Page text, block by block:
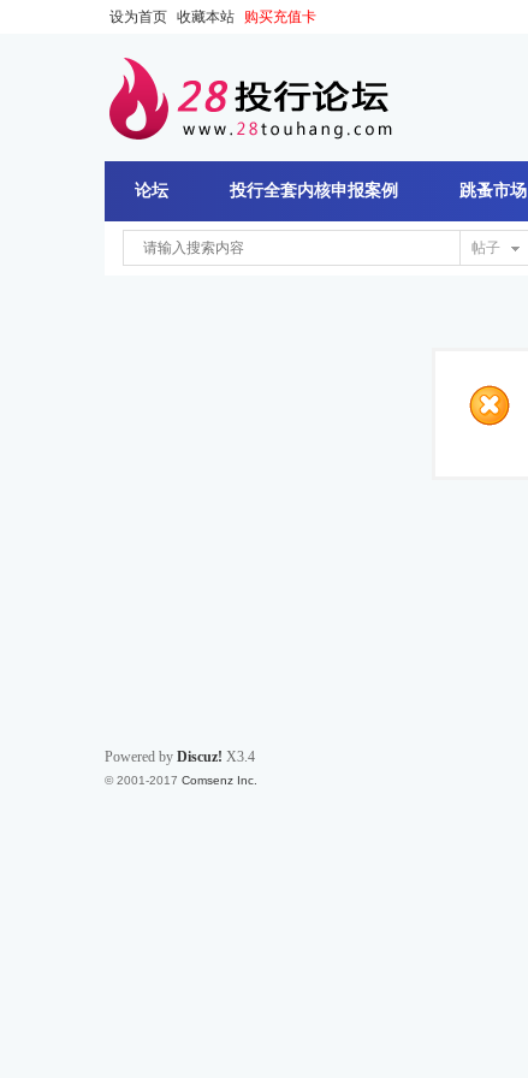
设为首页 收藏本站 购买充值卡
论坛 投行全套内核申报案例 跳蚤市场
帖子
Powered by Discuz! X3.4
© 2001-2017 Comsenz Inc.